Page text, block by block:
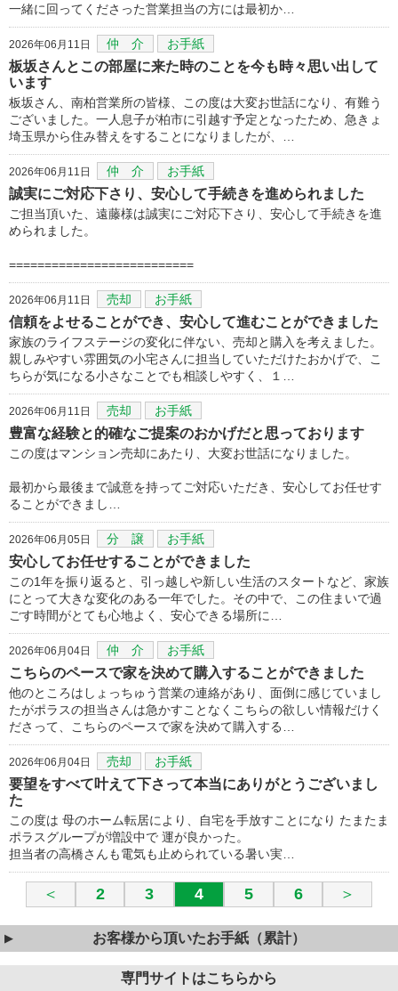
一緒に回ってくださった営業担当の方には最初か…
2026年06月11日 仲 介 お手紙
板坂さんとこの部屋に来た時のことを今も時々思い出して
います
板坂さん、南柏営業所の皆様、この度は大変お世話になり、有難う
ございました。一人息子が柏市に引越す予定となったため、急きょ
埼玉県から住み替えをすることになりましたが、…
2026年06月11日 仲 介 お手紙
誠実にご対応下さり、安心して手続きを進められました
ご担当頂いた、遠藤様は誠実にご対応下さり、安心して手続きを進
められました。
==========================
2026年06月11日 売却 お手紙
信頼をよせることができ、安心して進むことができました
家族のライフステージの変化に伴ない、売却と購入を考えました。
親しみやすい雰囲気の小宅さんに担当していただけたおかげで、こ
ちらが気になる小さなことでも相談しやすく、１…
2026年06月11日 売却 お手紙
豊富な経験と的確なご提案のおかげだと思っております
この度はマンション売却にあたり、大変お世話になりました。
最初から最後まで誠意を持ってご対応いただき、安心してお任せす
ることができまし…
2026年06月05日 分 譲 お手紙
安心してお任せすることができました
この1年を振り返ると、引っ越しや新しい生活のスタートなど、家族
にとって大きな変化のある一年でした。その中で、この住まいで過
ごす時間がとても心地よく、安心できる場所に…
2026年06月04日 仲 介 お手紙
こちらのペースで家を決めて購入することができました
他のところはしょっちゅう営業の連絡があり、面倒に感じていまし
たがポラスの担当さんは急かすことなくこちらの欲しい情報だけく
ださって、こちらのペースで家を決めて購入する…
2026年06月04日 売却 お手紙
要望をすべて叶えて下さって本当にありがとうございまし
た
この度は 母のホーム転居により、自宅を手放すことになり たまたま
ポラスグループが増設中で 運が良かった。
担当者の高橋さんも電気も止められている暑い実…
＜ 2 3 4 5 6 ＞
お客様から頂いたお手紙（累計）
専門サイトはこちらから